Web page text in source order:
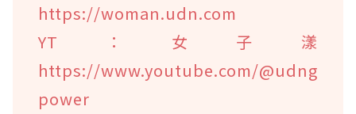
https://woman.udn.com
YT：女子漾
https://www.youtube.com/@udng
power